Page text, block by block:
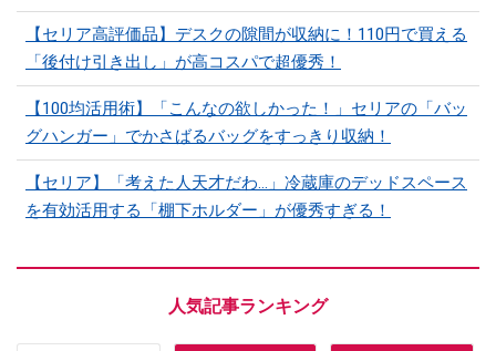
【セリア高評価品】デスクの隙間が収納に！110円で買える
「後付け引き出し」が高コスパで超優秀！
【100均活用術】「こんなの欲しかった！」セリアの「バッ
グハンガー」でかさばるバッグをすっきり収納！
【セリア】「考えた人天才だわ…」冷蔵庫のデッドスペース
を有効活用する「棚下ホルダー」が優秀すぎる！